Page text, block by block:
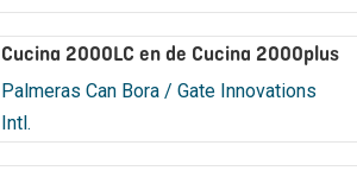
Cucina 2000LC en de Cucina 2000plus
Palmeras Can Bora / Gate Innovations
Intl.